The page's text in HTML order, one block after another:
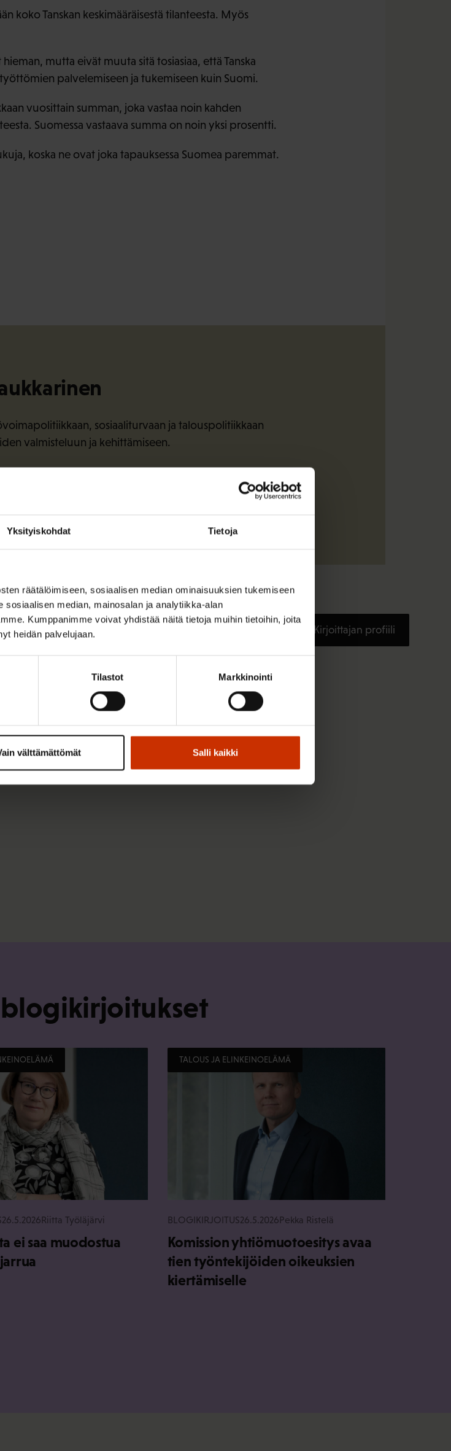
Yksityiskohdat Tietoja
räätälöimiseen, sosiaalisen median ominaisuuksien tukemiseen
median, mainosalan ja analytiikka-alan
Kumppanimme voivat yhdistää näitä tietoja muihin tietoihin, joita
heidän palvelujaan.
Tilastot Markkinointi
välttämättömät Salli kaikki
koko Tanskan keskimääräisestä tilanteesta. Myös
mutta eivät muuta sitä tosiasiaa, että Tanska
palvelemiseen ja tukemiseen kuin Suomi.
vuosittain summan, joka vastaa noin kahden
Suomessa vastaava summa on noin yksi prosentti.
koska ne ovat joka tapauksessa Suomea paremmat.
sosiaaliturvaan ja talouspolitiikkaan
valmisteluun ja kehittämiseen.
Kirjoittajan profiili
26.5.2026Riitta Työläjärvi
ei saa muodostua
TALOUS JA ELINKEINOELÄMÄ
BLOGIKIRJOITUS26.5.2026Pekka Ristelä
Komission yhtiömuotoesitys avaa
tien työntekijöiden oikeuksien
kiertämiselle